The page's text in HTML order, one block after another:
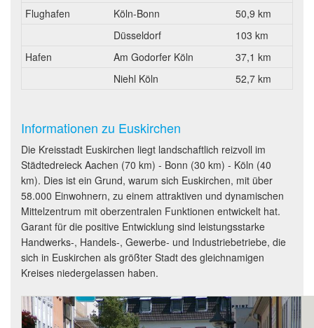
Flughafen
Köln-Bonn
50,9 km
Düsseldorf
103 km
Hafen
Am Godorfer Köln
37,1 km
Niehl Köln
52,7 km
Informationen zu Euskirchen
Die Kreisstadt Euskirchen liegt landschaftlich reizvoll im
Städtedreieck Aachen (70 km) - Bonn (30 km) - Köln (40
km). Dies ist ein Grund, warum sich Euskirchen, mit über
58.000 Einwohnern, zu einem attraktiven und dynamischen
Mittelzentrum mit oberzentralen Funktionen entwickelt hat.
Garant für die positive Entwicklung sind leistungsstarke
Handwerks-, Handels-, Gewerbe- und Industriebetriebe, die
sich in Euskirchen als größter Stadt des gleichnamigen
Kreises niedergelassen haben.